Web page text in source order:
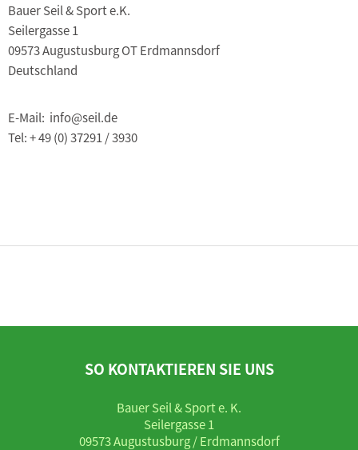
Bauer Seil & Sport e.K.
Seilergasse 1
09573 Augustusburg OT Erdmannsdorf
Deutschland
E-Mail: info@seil.de
Tel: + 49 (0) 37291 / 3930
SO KONTAKTIEREN SIE UNS
Bauer Seil & Sport e. K.
Seilergasse 1
09573 Augustusburg / Erdmannsdorf